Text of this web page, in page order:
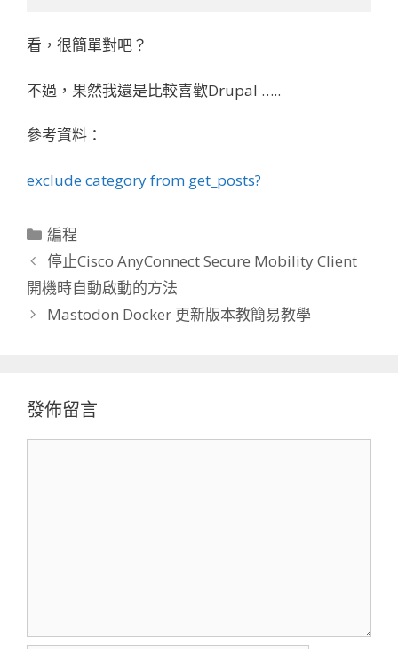
看，很簡單對吧？
不過，果然我還是比較喜歡Drupal …..
參考資料：
exclude category from get_posts?
分
類
編程
停止Cisco AnyConnect Secure Mobility Client
開機時自動啟動的方法
Mastodon Docker 更新版本教簡易教學
發佈留言